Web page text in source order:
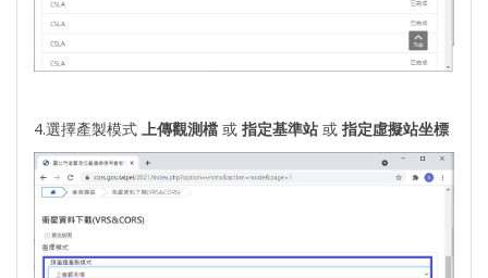
4.選擇產製模式 上傳觀測檔 或 指定基準站 或 指定虛擬站坐標